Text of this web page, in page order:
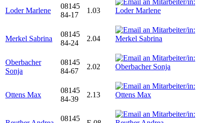
Loder Marlene
08145
84-17
1.03
Merkel Sabrina
08145
84-24
2.04
Oberbacher
Sonja
08145
84-67
2.02
Ottens Max
08145
84-39
2.13
08145